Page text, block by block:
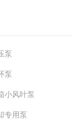
泵
泵
小风叶泵
专用泵